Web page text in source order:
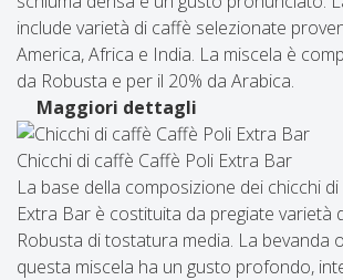
include varietà di caffè selezionate
America, Africa e India. La miscela è
da Robusta e per il 20% da Arabica.
Maggiori dettagli
Chicchi di caffè Caffè Poli Extra Bar
La base della composizione dei chicchi
Extra Bar è costituita da pregiate varietà
Robusta di tostatura media. La bevanda
questa miscela ha un gusto profondo,